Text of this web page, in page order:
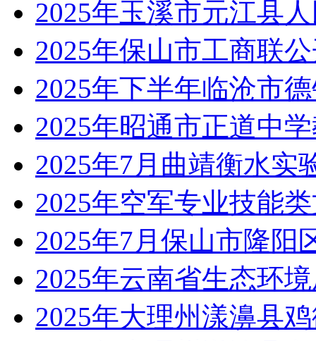
2025年玉溪市元江县
2025年保山市工商联
2025年下半年临沧市
2025年昭通市正道中
2025年7月曲靖衡水实
2025年空军专业技能
2025年7月保山市隆阳
2025年云南省生态环
2025年大理州漾濞县